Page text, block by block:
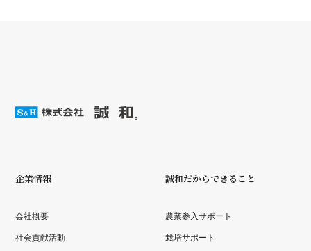
企業情報
会社概要
社会貢献活動
誠和だからできること
農業参入サポート
栽培サポート